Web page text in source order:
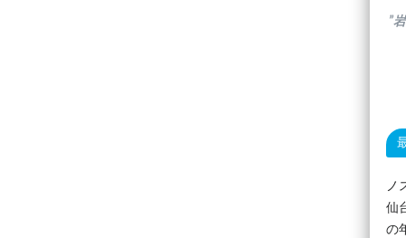
”
ノ
仙
の